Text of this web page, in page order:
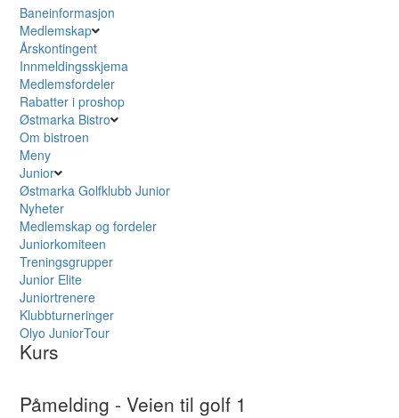
Baneinformasjon
Medlemskap
Årskontingent
Innmeldingsskjema
Medlemsfordeler
Rabatter i proshop
Østmarka Bistro
Om bistroen
Meny
Junior
Østmarka Golfklubb Junior
Nyheter
Medlemskap og fordeler
Juniorkomiteen
Treningsgrupper
Junior Elite
Juniortrenere
Klubbturneringer
Olyo JuniorTour
Kurs
Påmelding - Veien til golf 1